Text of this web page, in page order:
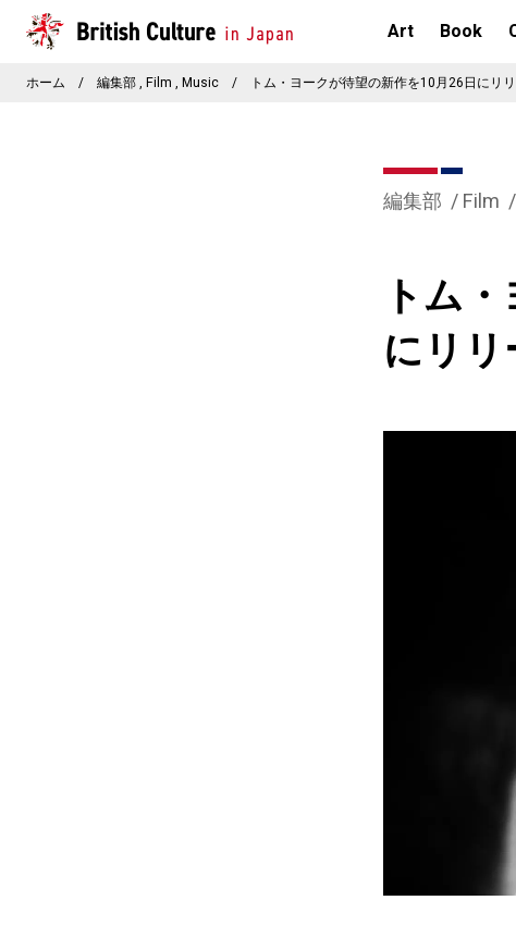
Art Book
ホーム / 編集部 Film Music / トム・ヨークが待望の新作を10月26日にリリ
編集部 Film
トム
にリリ